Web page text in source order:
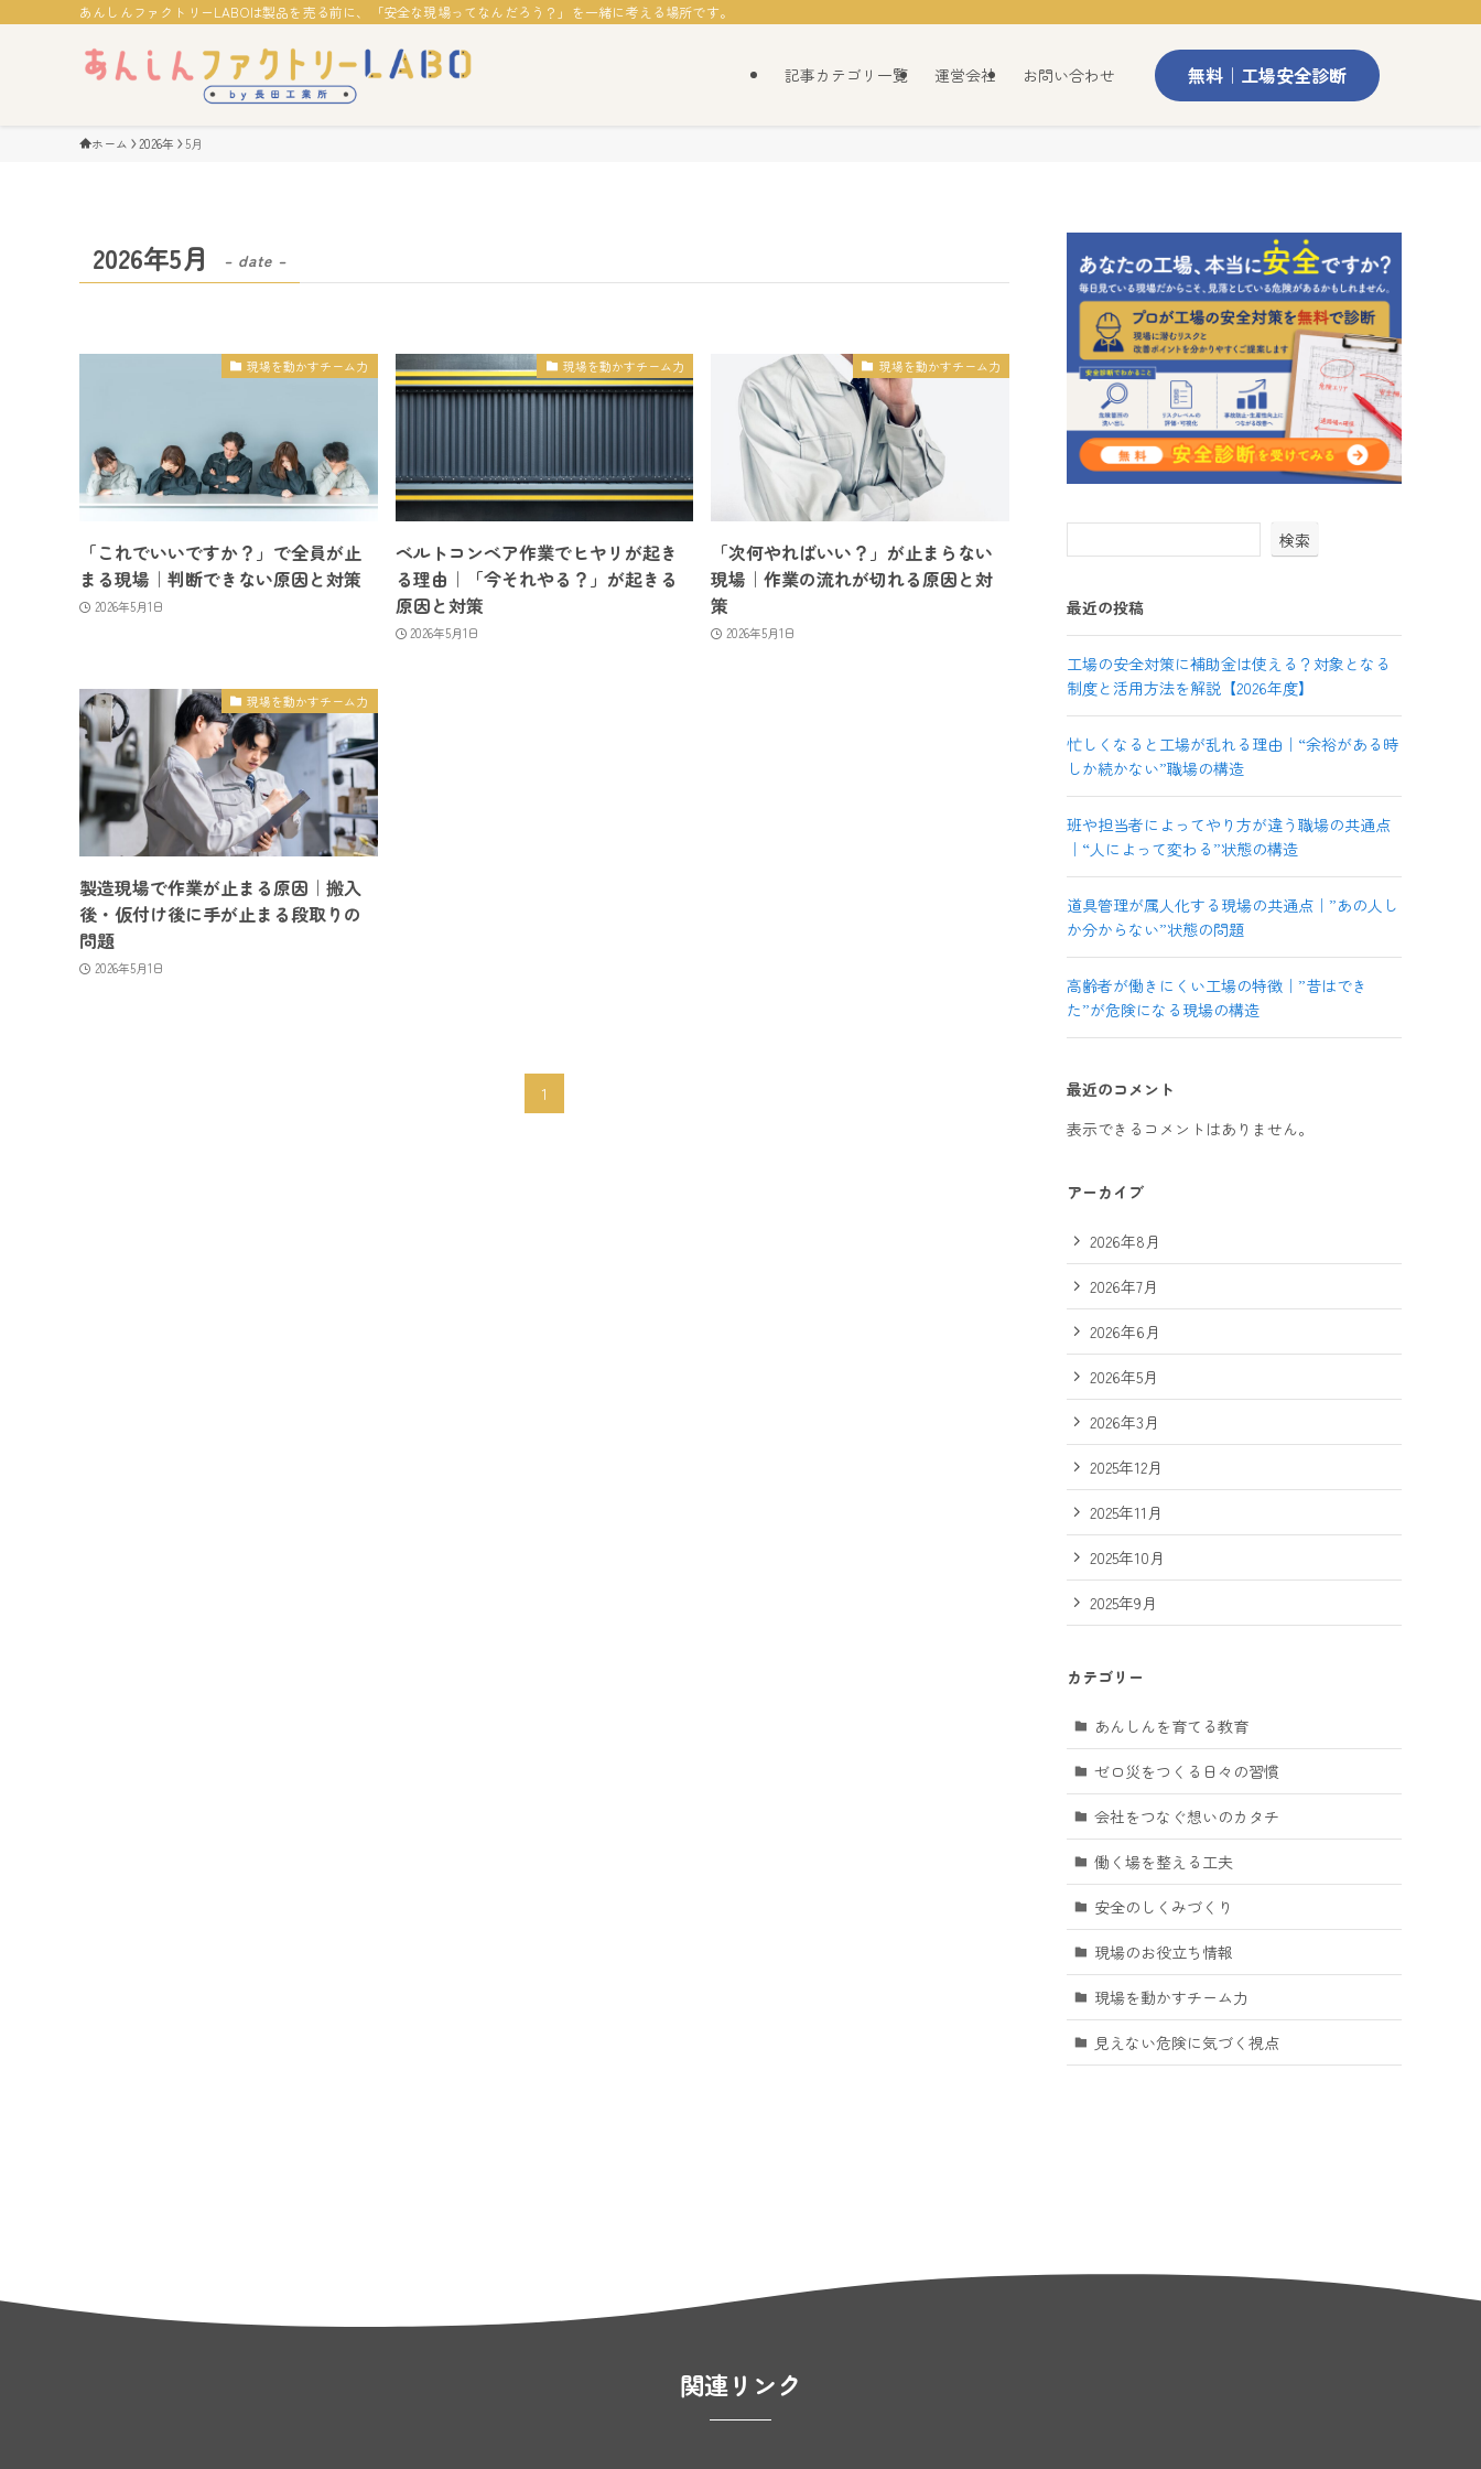
あんしんファクトリーLABOは製品を売る前に、「安全な現場ってなんだろう？」を一緒に考える場所です。
記事カテゴリ一覧 運営会社 お問い合わせ 無料｜工場安全診断
ホーム 2026年 5月
2026年5月 – date –
現場を動かすチーム力
「これでいいですか？」で全員が止
まる現場｜判断できない原因と対策
2026年5月1日
現場を動かすチーム力
ベルトコンベア作業でヒヤリが起き
る理由｜「今それやる？」が起きる
原因と対策
2026年5月1日
現場を動かすチーム力
「次何やればいい？」が止まらない
現場｜作業の流れが切れる原因と対
策
2026年5月1日
現場を動かすチーム力
製造現場で作業が止まる原因｜搬入
後・仮付け後に手が止まる段取りの
問題
2026年5月1日
1
検索
最近の投稿
工場の安全対策に補助金は使える？対象となる
制度と活用方法を解説【2026年度】
忙しくなると工場が乱れる理由｜“余裕がある時
しか続かない”職場の構造
班や担当者によってやり方が違う職場の共通点
｜“人によって変わる”状態の構造
道具管理が属人化する現場の共通点｜”あの人し
か分からない”状態の問題
高齢者が働きにくい工場の特徴｜”昔はでき
た”が危険になる現場の構造
最近のコメント
表示できるコメントはありません。
アーカイブ
2026年8月
2026年7月
2026年6月
2026年5月
2026年3月
2025年12月
2025年11月
2025年10月
2025年9月
カテゴリー
あんしんを育てる教育
ゼロ災をつくる日々の習慣
会社をつなぐ想いのカタチ
働く場を整える工夫
安全のしくみづくり
現場のお役立ち情報
現場を動かすチーム力
見えない危険に気づく視点
関連リンク